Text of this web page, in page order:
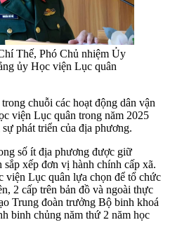
Thế, Phó Chủ nhiệm Ủy
ủy Học viện Lục quân
chuỗi các hoạt động dân vận
viện Lục quân trong năm 2025
phát triển của địa phương.
số ít địa phương được giữ
xếp đơn vị hành chính cấp xã.
viện Lục quân lựa chọn để tổ chức
2 cấp trên bản đồ và ngoài thực
Trung đoàn trưởng Bộ binh khoá
binh chủng năm thứ 2 năm học